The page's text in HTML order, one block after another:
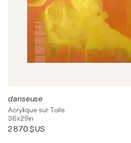
danseuse
Acrylique sur Toile
36x29in
2 870 $US